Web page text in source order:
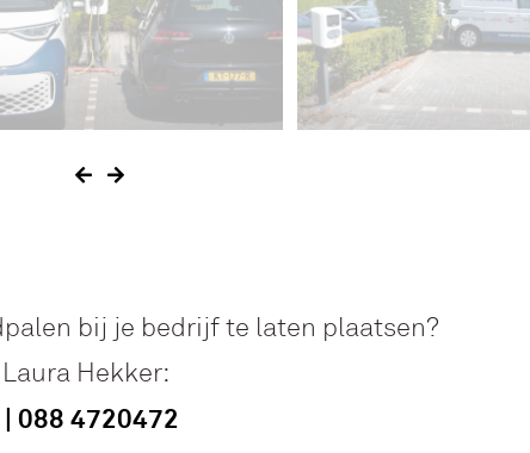
bij je bedrijf te laten plaatsen?
Hekker:
| 088 4720472